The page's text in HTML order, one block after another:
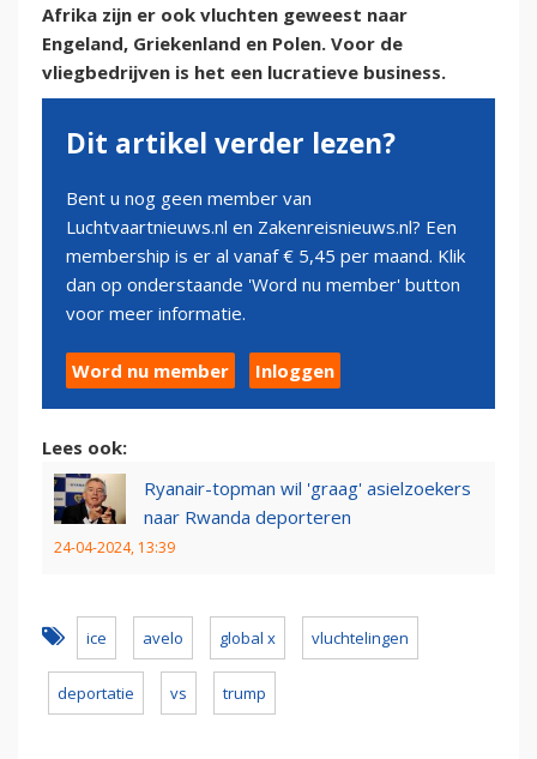
Afrika zijn er ook vluchten geweest naar
Engeland, Griekenland en Polen. Voor de
vliegbedrijven is het een lucratieve business.
Dit artikel verder lezen?
Bent u nog geen member van
Luchtvaartnieuws.nl en Zakenreisnieuws.nl? Een
membership is er al vanaf € 5,45 per maand. Klik
dan op onderstaande 'Word nu member' button
voor meer informatie.
Word nu member Inloggen
Lees ook:
Ryanair-topman wil 'graag' asielzoekers
naar Rwanda deporteren
24-04-2024, 13:39
ice avelo global x vluchtelingen
deportatie vs trump